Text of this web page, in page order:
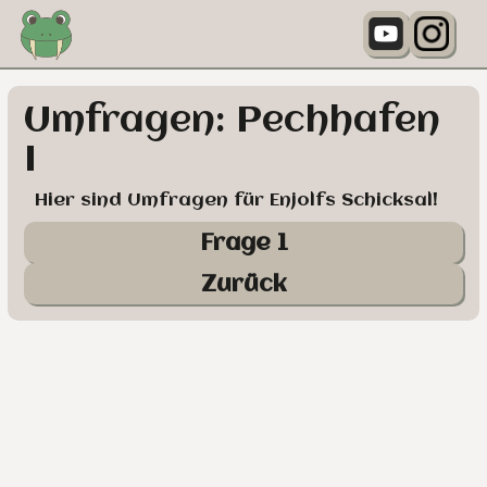
Umfragen: Pechhafen
I
Hier sind Umfragen für Enjolfs Schicksal!
Frage 1
Zurück